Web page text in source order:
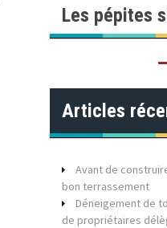
Les pépites
Articles
Avant de
bon terrassement
Déneigement de
de propriétaires